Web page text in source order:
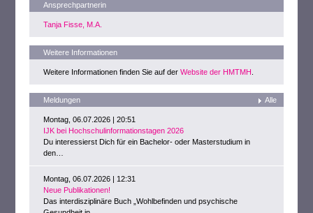
Ansprechpartnerin
Tanja Fisse, M.A.
Weitere Informationen
Weitere Informationen finden Sie auf derWebsite der HMTMH
Meldungen Alle
Montag, 06.07.2026 | 20:51
IJK bei Hochschulinformationstagen 2026
Du interessierst Dich für ein Bachelor- oder Masterstudium in
den…
Montag, 06.07.2026 | 12:31
Neue Publikationen!
Das interdisziplinäre Buch „Wohlbefinden und psychische